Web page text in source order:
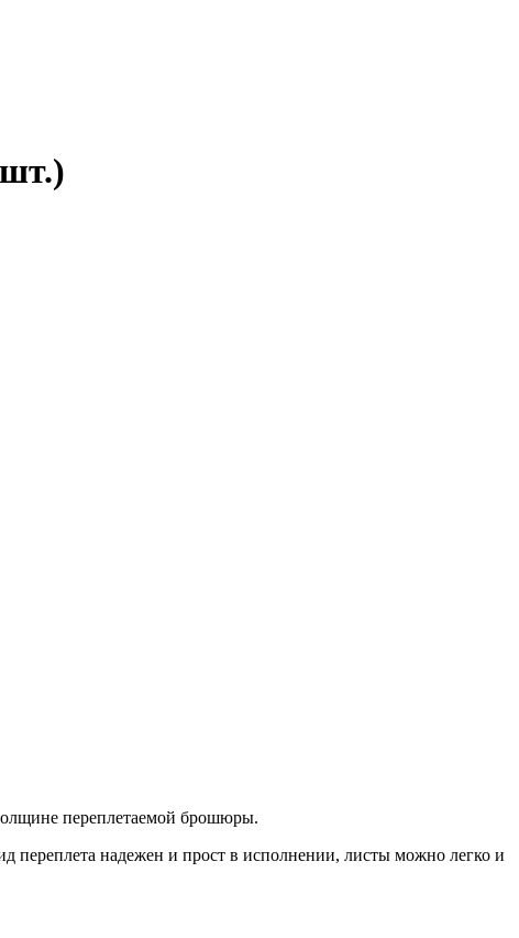
переплетаемой брошюры.
переплета надежен и прост в исполнении, листы можно легко и